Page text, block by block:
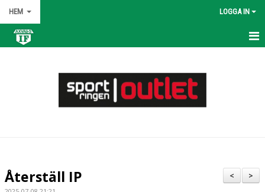
HEM LOGGA IN
BILDGALLERI
>
<
Återställ IP